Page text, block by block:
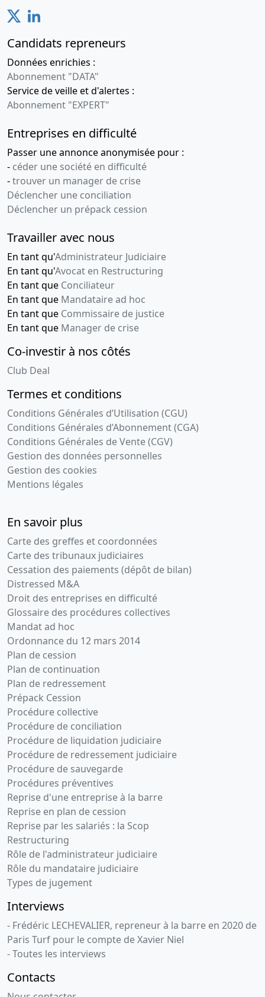
Candidats repreneurs
Données enrichies :
Abonnement "DATA"
Service de veille et d'alertes :
Abonnement "EXPERT"
Entreprises en difficulté
Passer une annonce anonymisée pour :
- céder une société en difficulté
-trouver un manager de crise
Déclencher une conciliation
Déclencher un prépack cession
Travailler avec nous
En tant qu'Administrateur Judiciaire
En tant qu'Avocat en Restructuring
En tant que Conciliateur
En tant que Mandataire ad hoc
En tant que Commissaire de justice
En tant que Manager de crise
Co-investir à nos côtés
Club Deal
Termes et conditions
Conditions Générales d’Utilisation (CGU)
Conditions Générales d’Abonnement (CGA)
Conditions Générales de Vente (CGV)
Gestion des données personnelles
Gestion des cookies
Mentions légales
En savoir plus
Carte des greffes et coordonnées
Carte des tribunaux judiciaires
Cessation des paiements (dépôt de bilan)
Distressed M&A
Droit des entreprises en difficulté
Glossaire des procédures collectives
Mandat ad hoc
Ordonnance du 12 mars 2014
Plan de cession
Plan de continuation
Plan de redressement
Prépack Cession
Procédure collective
Procédure de conciliation
Procédure de liquidation judiciaire
Procédure de redressement judiciaire
Procédure de sauvegarde
Procédures préventives
Reprise d'une entreprise à la barre
Reprise en plan de cession
Reprise par les salariés : la Scop
Restructuring
Rôle de l'administrateur judiciaire
Rôle du mandataire judiciaire
Types de jugement
Interviews
- Frédéric LECHEVALIER, repreneur à la barre en 2020 de
Paris Turf pour le compte de Xavier Niel
- Toutes les interviews
Contacts